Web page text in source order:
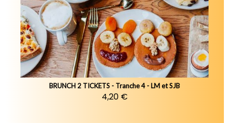
BRUNCH 2 TICKETS - Tranche 4 - LM et SJB
4,20 €